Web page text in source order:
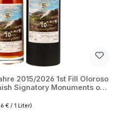
2015/2026 1st Fill Oloroso
Signatory Monuments of
€ / 1 Liter)